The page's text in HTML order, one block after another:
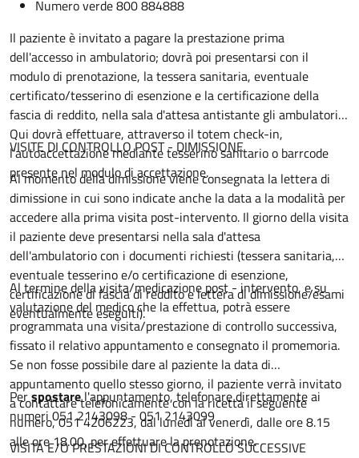
Numero verde 800 884888
Il paziente è invitato a pagare la prestazione prima
dell'accesso in ambulatorio; dovrà poi presentarsi con il
modulo di prenotazione, la tessera sanitaria, eventuale
certificato/tesserino di esenzione e la certificazione della
fascia di reddito, nella sala d'attesa antistante gli ambulatori.
Qui dovrà effettuare, attraverso il totem check-in,
l'autoaccettazione mediante tesserino sanitario o barrcode
presente nel modulo di accettazione.
VISITE DI CONTROLLO POST - DIMISSIONE
Al momento della dimissione viene consegnata la lettera di
dimissione in cui sono indicate anche la data a la modalità per
accedere alla prima visita post-intervento. Il giorno della visita
il paziente deve presentarsi nella sala d'attesa
dell'ambulatorio con i documenti richiesti (tessera sanitaria,
eventuale tesserino e/o certificazione di esenzione,
certificazione di fascia di reddito e lettera di dimissione/esami
eventualmente eseguiti).
Al termine della visita/medicazione post - intervento, e su
valutazione del medico che la effettua, potrà essere
programmata una visita/prestazione di controllo successiva,
fissato il relativo appuntamento e consegnato il promemoria.
Se non fosse possibile dare al paziente la data di
appuntamento quello stesso giorno, il paziente verrà invitato
a contattare telefonicamente con la ricetta il seguente
numero, 051 4206223, dal lunedì al venerdì, dalle ore 8.15
alle ore 18.00, per effettuare la prenotazione.
Perspostarel'appuntamento, telefonare direttamente ai
numeri 051 2143098 - 051 2143099
VISITA E/O PRESTAZIONI DI CONTROLLO SUCCESSIVE